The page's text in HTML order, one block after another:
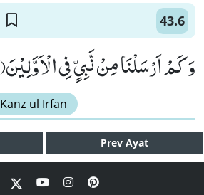
43.6
وَ كَمْ اَرْسَلْنَا مِنْ نَّبِیٍّ فِی الْاَوَّلِیْنَ(6)
Kanz ul Irfan
Prev Ayat